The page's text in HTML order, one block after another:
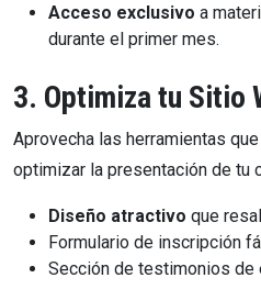
Acceso exclusivo a
durante el primer mes.
3. Optimiza tu Sitio
Aprovecha las herramientas
optimizar la presentación de tu
Diseño atractivo que
Formulario de inscripción
Sección de testimonios